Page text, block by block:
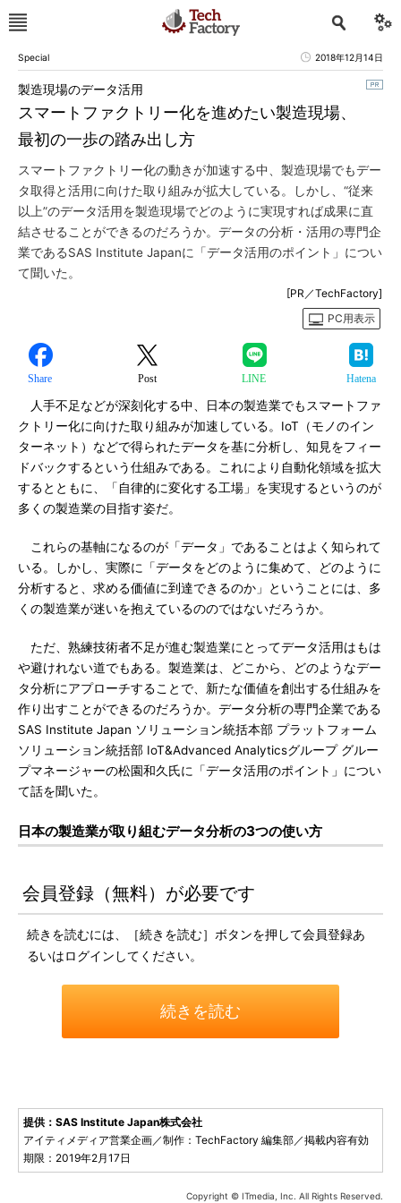
Special 2018年12月14日
スマートファクトリー化を進めたい製造現場、
最初の一歩の踏み出し方
製造現場のデータ活用
スマートファクトリー化の動きが加速する中、製造現場でもデー
タ取得と活用に向けた取り組みが拡大している。しかし、“従来
以上”のデータ活用を製造現場でどのように実現すれば成果に直
結させることができるのだろうか。データの分析・活用の専門企
業であるSAS Institute Japanに「データ活用のポイント」につい
て聞いた。
[PR／TechFactory]
PC用表示
Share Post LINE Hatena
人手不足などが深刻化する中、日本の製造業でもスマートファ
クトリー化に向けた取り組みが加速している。IoT（モノのイン
ターネット）などで得られたデータを基に分析し、知見をフィー
ドバックするという仕組みである。これにより自動化領域を拡大
するとともに、「自律的に変化する工場」を実現するというのが
多くの製造業の目指す姿だ。
これらの基軸になるのが「データ」であることはよく知られて
いる。しかし、実際に「データをどのように集めて、どのように
分析すると、求める価値に到達できるのか」ということには、多
くの製造業が迷いを抱えているののではないだろうか。
ただ、熟練技術者不足が進む製造業にとってデータ活用はもは
や避けれない道でもある。製造業は、どこから、どのようなデー
タ分析にアプローチすることで、新たな価値を創出する仕組みを
作り出すことができるのだろうか。データ分析の専門企業である
SAS Institute Japan ソリューション統括本部 プラットフォーム
ソリューション統括部 IoT&Advanced Analyticsグループ グルー
プマネージャーの松園和久氏に「データ活用のポイント」につい
て話を聞いた。
日本の製造業が取り組むデータ分析の3つの使い方
会員登録（無料）が必要です
続きを読むには、［続きを読む］ボタンを押して会員登録あ
るいはログインしてください。
続きを読む
提供：SAS Institute Japan株式会社
アイティメディア営業企画／制作：TechFactory 編集部／掲載内容有効
期限：2019年2月17日
Copyright © ITmedia, Inc. All Rights Reserved.